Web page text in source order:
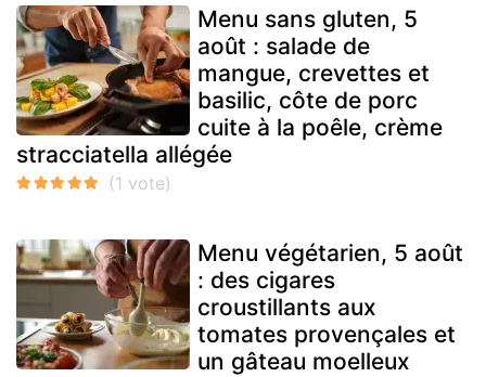
Menu sans gluten, 5
août : salade de
mangue, crevettes et
basilic, côte de porc
cuite à la poêle, crème
stracciatella allégée
Menu végétarien, 5 août
: des cigares
croustillants aux
tomates provençales et
un gâteau moelleux